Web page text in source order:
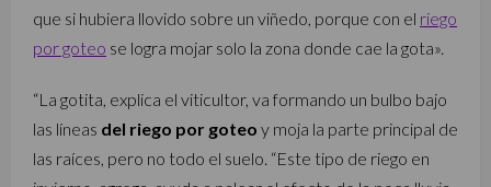
que si hubiera llovido sobre un viñedo, porque con el riego
por goteo se logra mojar solo la zona donde cae la gota».
“La gotita, explica el viticultor, va formando un bulbo bajo
las líneas del riego por goteo y moja la parte principal de
las raíces, pero no todo el suelo. “Este tipo de riego en